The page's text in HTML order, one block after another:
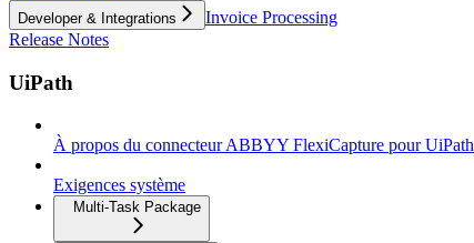
Developer & Integrations
Invoice Processing
Release Notes
UiPath
À propos du connecteur ABBYY FlexiCapture pour UiPath
Exigences système
Multi-Task Package